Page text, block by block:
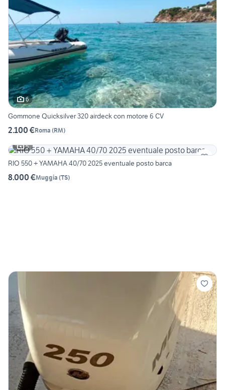
6
Gommone Quicksilver 320 airdeck con motore 6 CV
2.100 €Roma (RM)
5
RIO 550 + YAMAHA 40/70 2025 eventuale posto barca
8.000 €Muggia (TS)